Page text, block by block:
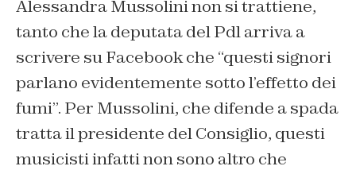
Alessandra Mussolini non si trattiene,
tanto che la deputata del Pdl arriva a
scrivere su Facebook che “questi signori
parlano evidentemente sotto l’effetto dei
fumi”. Per Mussolini, che difende a spada
tratta il presidente del Consiglio, questi
musicisti infatti non sono altro che